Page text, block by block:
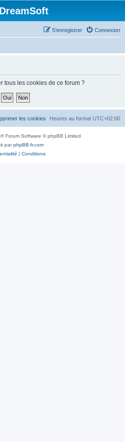
Connexion
S’enregistrer
tous les cookies de ce forum ?
Heures au format UTC+02:00
les cookies
® Forum Software © phpBB Limited
parphpBB-fr.com
| Conditions